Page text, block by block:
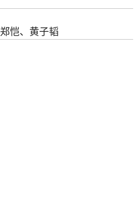
郑恺、黄子韬